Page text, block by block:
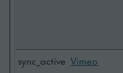
sync_active Vimeo